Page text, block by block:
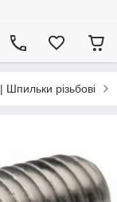
Шпильки різьбові